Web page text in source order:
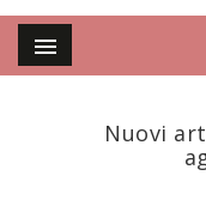

Nuovi